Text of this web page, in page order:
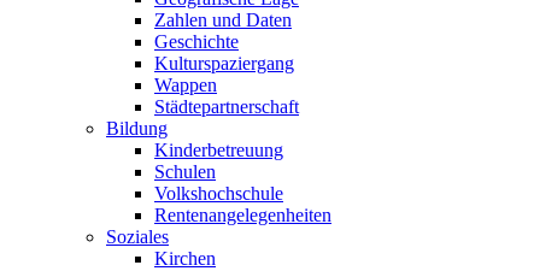
Zahlen und Daten
Geschichte
Kulturspaziergang
Wappen
Städtepartnerschaft
Bildung
Kinderbetreuung
Schulen
Volkshochschule
Rentenangelegenheiten
Soziales
Kirchen